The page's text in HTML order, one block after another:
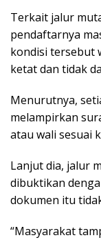
Terkait jalur
pendaftarnya
kondisi tersebut
ketat dan tidak
Menurutnya,
melampirkan
atau wali sesuai
Lanjut dia, jalur
dibuktikan
dokumen itu
“Masyarakat